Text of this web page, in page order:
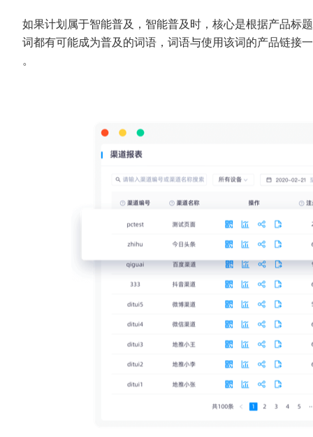
如果计划属于智能普及，智能普及时，核心是根据产品标
词都有可能成为普及的词语，词语与使用该词的产品链接
。